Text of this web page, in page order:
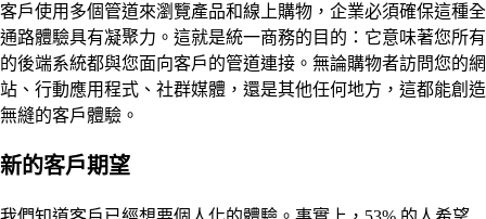
客戶使用多個管道來瀏覽產品和線上購物，企業必須確保這種全
通路體驗具有凝聚力。這就是統一商務的目的：它意味著您所有
的後端系統都與您面向客戶的管道連接。無論購物者訪問您的網
站、行動應用程式、社群媒體，還是其他任何地方，這都能創造
無縫的客戶體驗。
新的客戶期望